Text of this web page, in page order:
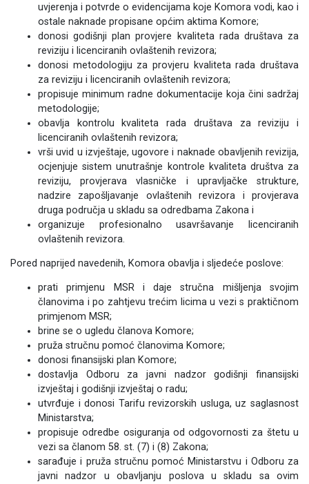
uvjerenja i potvrde o evidencijama koje Komora vodi, kao i
ostale naknade propisane općim aktima Komore;
donosi godišnji plan provjere kvaliteta rada društava za
reviziju i licenciranih ovlaštenih revizora;
donosi metodologiju za provjeru kvaliteta rada društava
za reviziju i licenciranih ovlaštenih revizora;
propisuje minimum radne dokumentacije koja čini sadržaj
metodologije;
obavlja kontrolu kvaliteta rada društava za reviziju i
licenciranih ovlaštenih revizora;
vrši uvid u izvještaje, ugovore i naknade obavljenih revizija,
ocjenjuje sistem unutrašnje kontrole kvaliteta društva za
reviziju, provjerava vlasničke i upravljačke strukture,
nadzire zapošljavanje ovlaštenih revizora i provjerava
druga područja u skladu sa odredbama Zakona i
organizuje profesionalno usavršavanje licenciranih
ovlaštenih revizora.
Pored naprijed navedenih, Komora obavlja i sljedeće poslove:
prati primjenu MSR i daje stručna mišljenja svojim
članovima i po zahtjevu trećim licima u vezi s praktičnom
primjenom MSR;
brine se o ugledu članova Komore;
pruža stručnu pomoć članovima Komore;
donosi finansijski plan Komore;
dostavlja Odboru za javni nadzor godišnji finansijski
izvještaj i godišnji izvještaj o radu;
utvrđuje i donosi Tarifu revizorskih usluga, uz saglasnost
Ministarstva;
propisuje odredbe osiguranja od odgovornosti za štetu u
vezi sa članom 58. st. (7) i (8) Zakona;
sarađuje i pruža stručnu pomoć Ministarstvu i Odboru za
javni nadzor u obavljanju poslova u skladu sa ovim